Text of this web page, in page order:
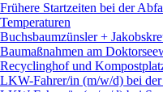
Frühere Startzeiten bei der
Temperaturen
Buchsbaumzünsler +
Baumaßnahmen am
Recyclinghof und
LKW-Fahrer/in (m/w/d) bei der